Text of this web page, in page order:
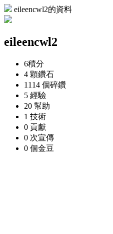
eileencwl2的資料
eileencwl2
6積分
4 顆鑽石
1114 個碎鑽
5 經驗
20 幫助
1 技術
0 貢獻
0 次宣傳
0 個金豆